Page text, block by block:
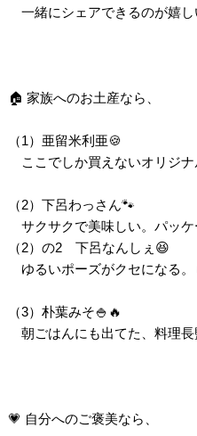
一緒にシェアできるのが嬉
🏠 家族へのお土産なら、
（1）亜留米利亜🍪
ここでしか買えないオリジナ
（2）下呂わっさん🐾
サクサクで美味しい。パッケ
（2）の2 下呂なんしぇ😆
ゆるいポーズがクセになる。
（3）朴葉みそ🍚🔥
朝ごはんにも出てた、料理長
💗 自分へのご褒美なら、